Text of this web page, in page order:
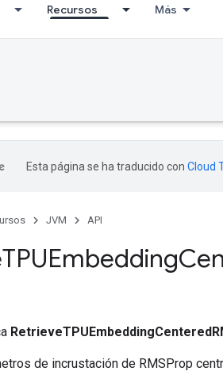
Recursos Más
Esta página se ha traducido con Cloud
JVM API
TPUEmbedding
de incrustación de RMSProp